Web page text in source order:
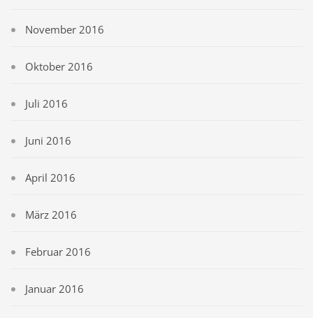
November 2016
Oktober 2016
Juli 2016
Juni 2016
April 2016
März 2016
Februar 2016
Januar 2016